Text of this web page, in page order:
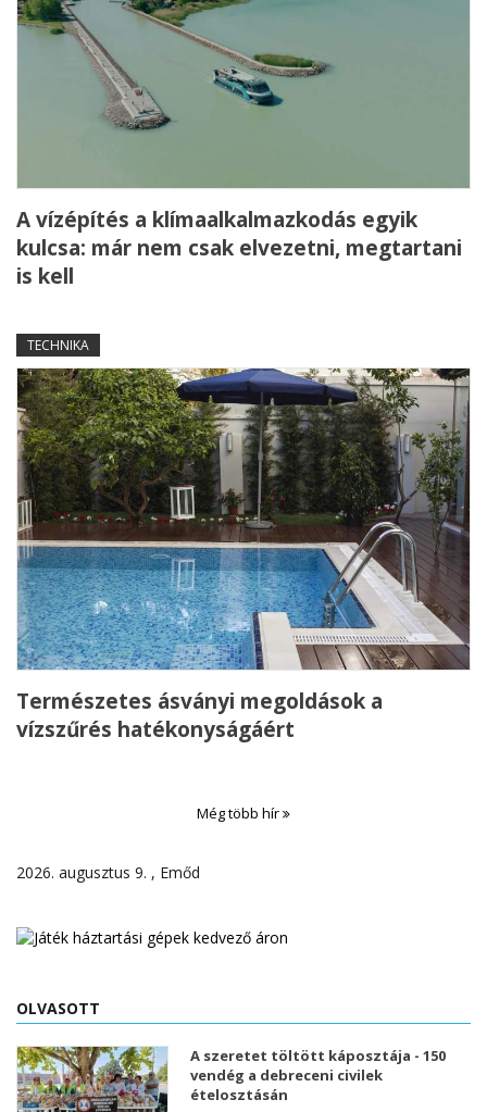
A vízépítés a klímaalkalmazkodás egyik
kulcsa: már nem csak elvezetni, megtartani
is kell
TECHNIKA
Természetes ásványi megoldások a
vízszűrés hatékonyságáért
Még több hír
2026. augusztus 9. , Emőd
OLVASOTT
A szeretet töltött káposztája - 150
vendég a debreceni civilek
ételosztásán